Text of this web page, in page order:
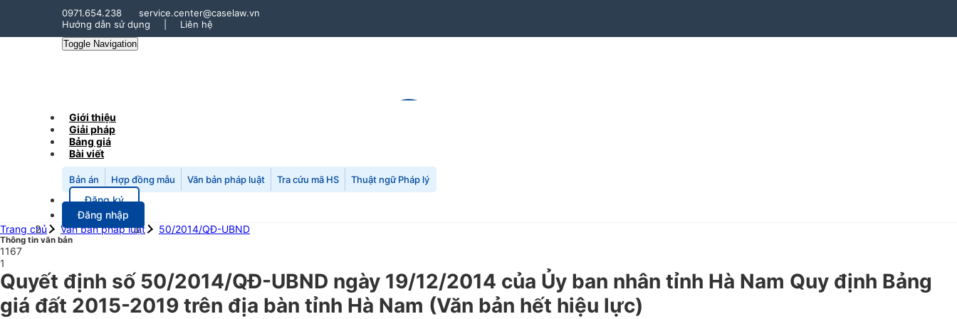
0971.654.238
service.center@caselaw.vn
Hướng dẫn sử dụng
Liên hệ
Toggle Navigation
Giới thiệu
Giải pháp
Bảng giá
Bài viết
Bản án Hợp đồng mẫu Văn bản pháp luật Tra cứu mã HS Thuật ngữ Pháp lý
Đăng ký
Đăng nhập
Trang chủ
Văn bản pháp luật 50/2014/QĐ-UBND
Thông tin văn bản
1167
1
Quyết định số 50/2014/QĐ-UBND ngày 19/12/2014 của Ủy ban nhân tỉnh Hà Nam Quy định Bảng
giá đất 2015-2019 trên địa bàn tỉnh Hà Nam (Văn bản hết hiệu lực)